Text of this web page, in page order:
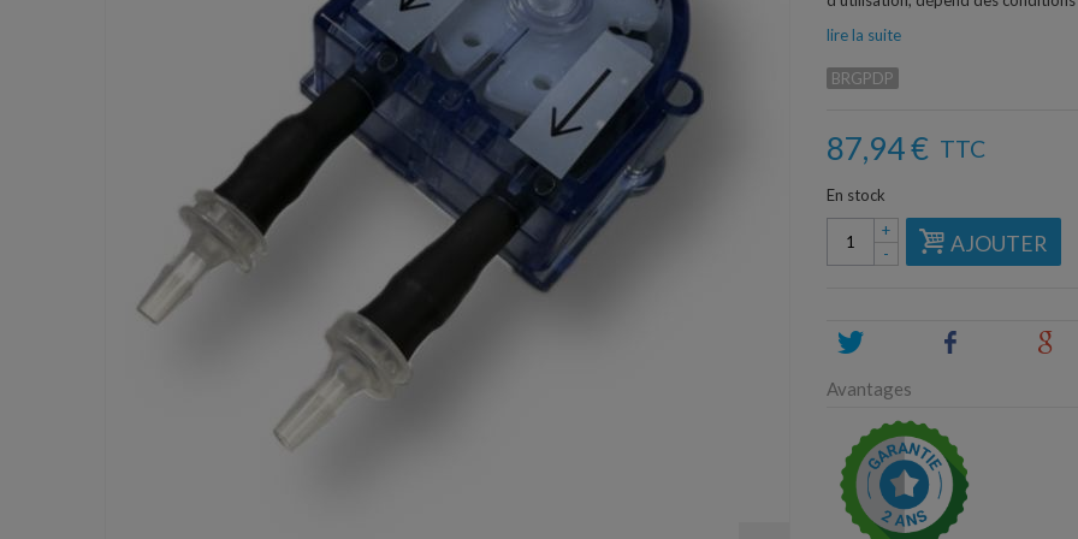
lire la suite
BRGPDP
87,94 € TTC
En stock
-
+
AJOUTER
Tweet
Avantages